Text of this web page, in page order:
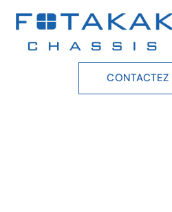
CONTACTEZ